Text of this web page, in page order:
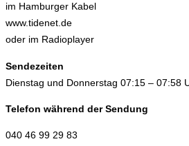
im Hamburger Kabel
www.tidenet.de
oder im Radioplayer
Sendezeiten
Dienstag und Donnerstag 07:15 – 07:58
Telefon während der Sendung
040 46 99 29 83